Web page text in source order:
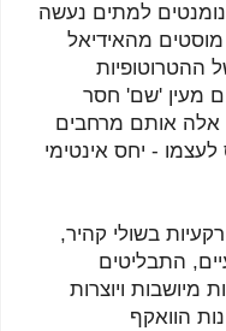
למתים נעשה
מהאידיאל
ההטרוטופיות
מעין 'שם' חסר
אלה אותם מרחבים
- יחס אינטימי
בשולי קהיר,
התבליטים
ויוצרות
הוואקף